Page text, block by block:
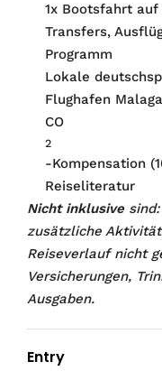
1x Bootsfahrt
Transfers,
Programm
Lokale
Flughafen Malaga
CO
2
-Kompensation
Reiseliteratur
Nicht inklusivesind:
zusätzliche
Reiseverlauf nicht
Versicherungen,
Ausgaben.
Entry